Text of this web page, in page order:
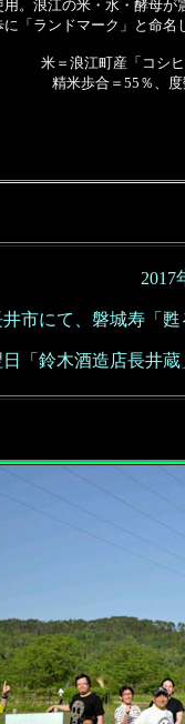
用。浪江の米・水・酵母
に「ランドマーク」と命名
米＝浪江町産「コシ
精米歩合＝55％、
2017
井市にて、磐城寿「
「鈴木酒造店長井